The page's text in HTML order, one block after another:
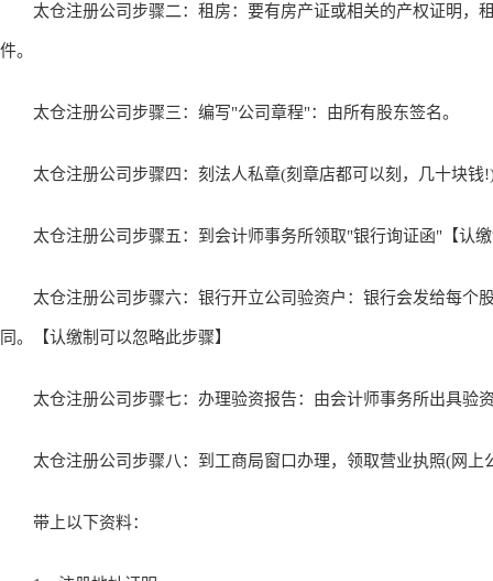
太仓注册公司步骤二：租房：要有房产证或相关的产权证明，
件。
太仓注册公司步骤三：编写"公司章程"：由所有股东签名。
太仓注册公司步骤四：刻法人私章(刻章店都可以刻，几十块钱
太仓注册公司步骤五：到会计师事务所领取"银行询证函"【认缴
太仓注册公司步骤六：银行开立公司验资户：银行会发给每个
同。【认缴制可以忽略此步骤】
太仓注册公司步骤七：办理验资报告：由会计师事务所出具验
太仓注册公司步骤八：到工商局窗口办理，领取营业执照(网上
带上以下资料：